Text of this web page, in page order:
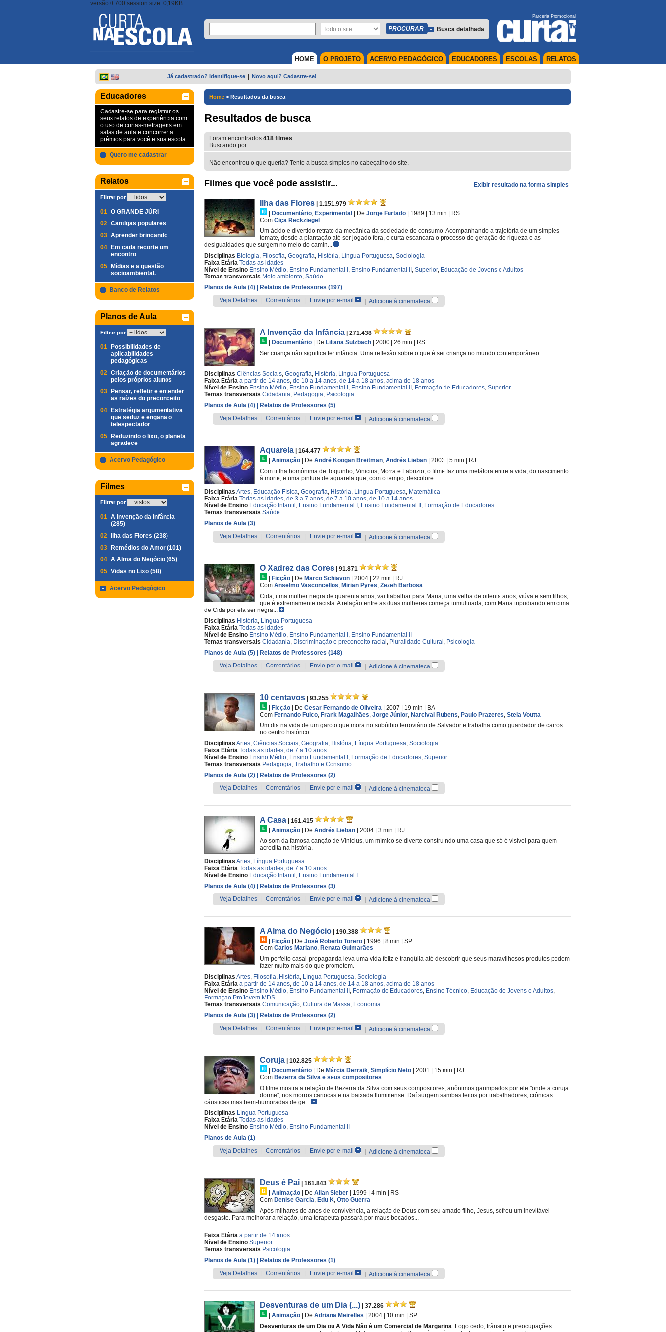
versão 0.700 session size: 0,19KB
Busca detalhada
Parceria Promocional
RELATOS
ESCOLAS
EDUCADORES
ACERVO PEDAGÓGICO
O PROJETO
HOME
Já cadastrado? Identifique-se Novo aqui? Cadastre-se!
Educadores
Cadastre-se para registrar os
seus relatos de experiência com
o uso de curtas-metragens em
salas de aula e concorrer a
prêmios para você e sua escola.
Quero me cadastrar
Relatos
Filtrar por
01 O GRANDE JÚRI
02 Cantigas populares
03 Aprender brincando
04
Em cada recorte um
encontro
05
Mídias e a questão
socioambiental.
Banco de Relatos
Planos de Aula
Filtrar por
01
Possibilidades de
aplicabilidades
pedagógicas
02 Criação de documentários
pelos próprios alunos
03
Pensar, refletir e entender
as raízes do preconceito
04
Estratégia argumentativa
que seduz e engana o
telespectador
05
Reduzindo o lixo, o planeta
agradece
Acervo Pedagógico
Filmes
Filtrar por
01 A Invenção da Infância
(285)
02
Ilha das Flores (238)
03
Remédios do Amor (101)
04 A Alma do Negócio (65)
05 Vidas no Lixo (58)
Acervo Pedagógico
Home > Resultados da busca
Resultados de busca
Foram encontrados 418 filmes
Buscando por:
Não encontrou o que queria? Tente a busca simples no cabeçalho do site.
Exibir resultado na forma simples
Filmes que você pode assistir...
Ilha das Flores
| 1.151.979
Documentário, Experimental De Jorge Furtado | 1989 | 13 min
RS
Com Ciça Reckziegel
Um ácido e divertido retrato da mecânica da sociedade de consumo. Acompanhando a trajetória de um simples
tomate, desde a plantação até ser jogado fora, o curta escancara o processo de geração de riqueza e as
desigualdades que surgem no meio do camin...
Disciplinas Biologia, Filosofia, Geografia, História, Língua Portuguesa, Sociologia
Faixa Etária Todas as idades
Nível de Ensino Ensino Médio, Ensino Fundamental I , Ensino Fundamental II , Superior, Educação de Jovens e Adultos
Temas transversais Meio ambiente, Saúde
Planos de Aula (4)
| Relatos de Professores (197)
Veja Detalhes
Comentários Envie por e-mail Adicione à cinemateca
A Invenção da Infância
| 271.438
Documentário De Liliana Sulzbach | 2000 | 26 min
RS
Ser criança não significa ter infância. Uma reflexão sobre o que é ser criança no mundo contemporâneo.
Disciplinas Ciências Sociais, Geografia, História, Língua Portuguesa
Faixa Etária a partir de 14 anos, de 10 a 14 anos, de 14 a 18 anos, acima de 18 anos
Nível de Ensino Ensino Médio, Ensino Fundamental I , Ensino Fundamental II , Formação de Educadores, Superior
Temas transversais Cidadania, Pedagogia, Psicologia
Planos de Aula (4)
| Relatos de Professores (5)
Veja Detalhes
Comentários Envie por e-mail Adicione à cinemateca
Aquarela
| 164.477
Animação De André Koogan Breitman, Andrés Lieban | 2003 | 5 min
RJ
Com trilha homônima de Toquinho, Vinicius, Morra e Fabrizio, o filme faz uma metáfora entre a vida, do nascimento
à morte, e uma pintura de aquarela que, com o tempo, descolore.
Disciplinas Artes, Educação Física, Geografia, História, Língua Portuguesa, Matemática
Faixa Etária Todas as idades, de 3 a 7 anos, de 7 a 10 anos, de 10 a 14 anos
Nível de Ensino Educação Infantil , Ensino Fundamental I , Ensino Fundamental II , Formação de Educadores
Temas transversais Saúde
Planos de Aula (3)
Veja Detalhes
Comentários Envie por e-mail Adicione à cinemateca
O Xadrez das Cores
| 91.871
Ficção De Marco Schiavon | 2004 | 22 min
RJ
Com Anselmo Vasconcellos, Mirian Pyres, Zezeh Barbosa
Cida, uma mulher negra de quarenta anos, vai trabalhar para Maria, uma velha de oitenta anos, viúva e sem filhos,
que é extremamente racista. A relação entre as duas mulheres começa tumultuada, com Maria tripudiando em cima
de Cida por ela ser negra...
Disciplinas História, Língua Portuguesa
Faixa Etária Todas as idades
Nível de Ensino Ensino Médio, Ensino Fundamental I , Ensino Fundamental II
Temas transversais Cidadania, Discriminação e preconceito racial , Pluralidade Cultural , Psicologia
Planos de Aula (5)
| Relatos de Professores (148)
Veja Detalhes
Comentários Envie por e-mail Adicione à cinemateca
10 centavos
| 93.255
Ficção De Cesar Fernando de Oliveira | 2007 | 19 min
BA
Com Fernando Fulco, Frank Magalhães, Jorge Júnior, Narcival Rubens, Paulo Prazeres, Stela Voutta
Um dia na vida de um garoto que mora no subúrbio ferroviário de Salvador e trabalha como guardador de carros
no centro histórico.
Disciplinas Artes, Ciências Sociais, Geografia, História, Língua Portuguesa, Sociologia
Faixa Etária Todas as idades, de 7 a 10 anos
Nível de Ensino Ensino Médio, Ensino Fundamental I , Formação de Educadores, Superior
Temas transversais Pedagogia, Trabalho e Consumo
Planos de Aula (2)
| Relatos de Professores (2)
Veja Detalhes
Comentários Envie por e-mail Adicione à cinemateca
A Casa
| 161.415
Animação De Andrés Lieban | 2004 | 3 min
RJ
Ao som da famosa canção de Vinícius, um mímico se diverte construindo uma casa que só é visível para quem
acredita na história.
Disciplinas Artes, Língua Portuguesa
Faixa Etária Todas as idades, de 7 a 10 anos
Nível de Ensino Educação Infantil , Ensino Fundamental I
Planos de Aula (4)
| Relatos de Professores (3)
Veja Detalhes
Comentários Envie por e-mail Adicione à cinemateca
A Alma do Negócio
| 190.388
Ficção De José Roberto Torero | 1996 | 8 min
SP
Com Carlos Mariano, Renata Guimarães
Um perfeito casal-propaganda leva uma vida feliz e tranqüila até descobrir que seus maravilhosos produtos podem
fazer muito mais do que prometem.
Disciplinas Artes, Filosofia, História, Língua Portuguesa, Sociologia
Faixa Etária a partir de 14 anos, de 10 a 14 anos, de 14 a 18 anos, acima de 18 anos
Nível de Ensino Ensino Médio, Ensino Fundamental II , Formação de Educadores, Ensino Técnico, Educação de Jovens e Adultos,
Formaçao ProJovem MDS
Temas transversais Comunicação, Cultura de Massa, Economia
Planos de Aula (3)
| Relatos de Professores (2)
Veja Detalhes
Comentários Envie por e-mail Adicione à cinemateca
Coruja
| 102.825
Documentário De Márcia Derraik, Simplício Neto | 2001 | 15 min
RJ
Com Bezerra da Silva e seus compositores
O filme mostra a relação de Bezerra da Silva com seus compositores, anônimos garimpados por ele "onde a coruja
dorme", nos morros cariocas e na baixada fluminense. Daí surgem sambas feitos por trabalhadores, crônicas
cáusticas mas bem-humoradas de ge...
Disciplinas Língua Portuguesa
Faixa Etária Todas as idades
Nível de Ensino Ensino Médio, Ensino Fundamental II
Planos de Aula (1)
Veja Detalhes
Comentários Envie por e-mail Adicione à cinemateca
Deus é Pai
| 161.843
Animação De Allan Sieber | 1999 | 4 min
RS
Com Denise Garcia, Edu K, Otto Guerra
Após milhares de anos de convivência, a relação de Deus com seu amado filho, Jesus, sofreu um inevitável
desgaste. Para melhorar a relação, uma terapeuta passará por maus bocados...
Faixa Etária a partir de 14 anos
Nível de Ensino Superior
Temas transversais Psicologia
Planos de Aula (1)
| Relatos de Professores (1)
Veja Detalhes
Comentários Envie por e-mail Adicione à cinemateca
Desventuras de um Dia (...)
| 37.286
Animação De Adriana Meirelles | 2004 | 10 min
SP
Desventuras de um Dia ou A Vida Não é um Comercial de Margarina: Logo cedo, trânsito e preocupações